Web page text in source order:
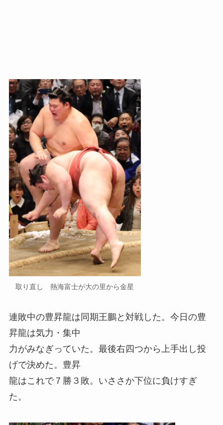
取り直し 熱海富士が大の里から金星
連敗中の豊昇龍は同期王鵬と対戦した。今日の豊
昇龍は気力・集中
力がみなぎっていた。最後右四つから上手出し投
げで決めた。豊昇
龍はこれで７勝３敗。いささか下位に負けすぎ
た。